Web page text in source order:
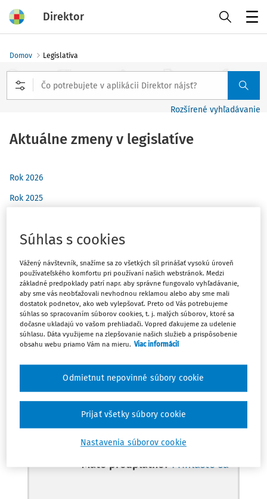
Direktor
Domov Legislatíva
Rozšírené vyhľadávanie
Aktuálne zmeny v legislatíve
Rok 2026
Rok 2025
Rok 2023
Rok 2022
Rok 2021
Rok 2020
Rok 2019
Rok 2018
Rok 2015
Máte predplatné? Prihláste sa
Súhlas s cookies
Vážený návštevník, snažíme sa zo všetkých síl prinášať vysokú úroveň
používateľského komfortu pri používaní našich webstránok. Medzi
základné predpoklady patrí napr. aby správne fungovalo vyhľadávanie,
aby sme vás neobťažovali nevhodnou reklamou alebo aby sme mali
dostatok podnetov, ako web vylepšovať. Preto od Vás potrebujeme
súhlas so spracovaním súborov cookies, t. j. malých súborov, ktoré sa
dočasne ukladajú vo vašom prehliadači. Vopred ďakujeme za udelenie
súhlasu. Dáta využijeme na zlepšovanie našich služieb a prispôsobenie
obsahu webu priamo Vám na mieru. Viac informácií
Nastavenia súborov cookie
Odmietnut nepovinné súbory cookie
Prijať všetky súbory cookie